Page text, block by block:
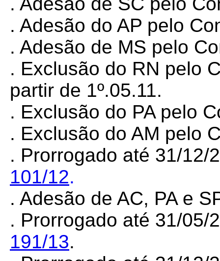
. Adesão do AP pelo
. Adesão de MS pelo
. Exclusão do RN pelo
partir de 1º.05.11.
. Exclusão do PA pelo
. Exclusão do AM pelo
. Prorrogado até 31/12/
101/12.
. Adesão de AC, PA e
. Prorrogado até 31/05/
191/13.